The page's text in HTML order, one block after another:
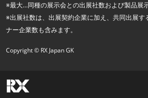
※最大…同種の展示会との出展社数および製品展
※出展社数は、出展契約企業に加え、共同出展す
ナー企業数も含みます。
Copyright © RX Japan GK